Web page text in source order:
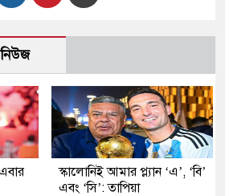
স্কালোনিই আমার প্ল্যান ‘এ’, ‘বি’
এবং ‘সি’: তাপিয়া